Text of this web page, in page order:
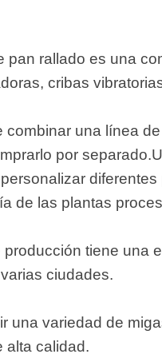
pan rallado es una
cribas
combinar una línea
por
de las plantas
tiene una
ciudades.
una variedad de
alta calidad.